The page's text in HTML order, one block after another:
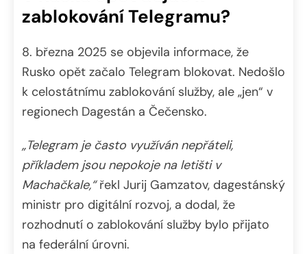
zablokování Telegramu?
8. března 2025 se objevila informace, že
Rusko opět začalo Telegram blokovat. Nedošlo
k celostátnímu zablokování služby, ale „jen“ v
regionech Dagestán a Čečensko.
„Telegram je často využíván nepřáteli,
příkladem jsou nepokoje na letišti v
Machačkale,“řekl Jurij Gamzatov, dagestánský
ministr pro digitální rozvoj, a dodal, že
rozhodnutí o zablokování služby bylo přijato
na federální úrovni.